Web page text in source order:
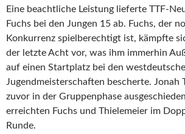
Eine beachtliche Leistung lieferte TTF-
Fuchs bei den Jungen 15 ab. Fuchs, der
Konkurrenz spielberechtigt ist, kämpfte
der letzte Acht vor, was ihm immerhin
auf einen Startplatz bei den
Jugendmeisterschaften bescherte. Jonah
zuvor in der Gruppenphase
erreichten Fuchs und Thielemeier im
Runde.